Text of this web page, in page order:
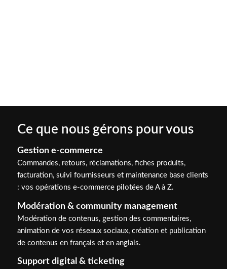
Ce que nous gérons pour vous
Gestion e-commerce
Commandes, retours, réclamations, fiches produits,
facturation, suivi fournisseurs et maintenance base clients
: vos opérations e-commerce pilotées de A à Z.
Modération & community management
Modération de contenus, gestion des commentaires,
animation de vos réseaux sociaux, création et publication
de contenus en français et en anglais.
Support digital & ticketing